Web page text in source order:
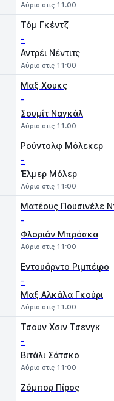
Αύριο στις 11:00
Τόμ Γκέντζ
-
Αντρέι Νέντιτς
Αύριο στις 11:00
Μαξ Χουκς
-
Σουμίτ Ναγκάλ
Αύριο στις 11:00
Ρούντολφ Μόλεκερ
-
Έλμερ Μόλερ
Αύριο στις 11:00
Ματέους Πουσινέλε
-
Φλοριάν Μπρόσκα
Αύριο στις 11:00
Εντουάρντο Ριμπέιρο
-
Μαξ Αλκάλα Γκούρι
Αύριο στις 11:00
Τσουν Χσιν Τσενγκ
-
Βιτάλι Σάτσκο
Αύριο στις 11:00
Ζόμπορ Πίρος